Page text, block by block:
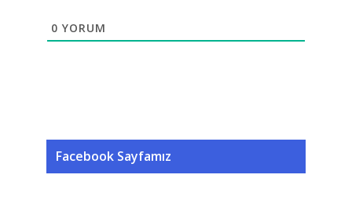
0 YORUM
Facebook Sayfamız